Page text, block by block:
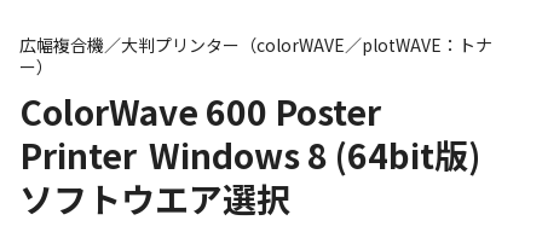
ColorWave 600 Poster
Printer Windows 8 (64bit版)
ソフトウエア選択
広幅複合機／大判プリンター（colorWAVE／plotWAVE：トナ
ー）